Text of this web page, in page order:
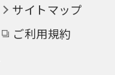
サイトマップ
ご利用規約